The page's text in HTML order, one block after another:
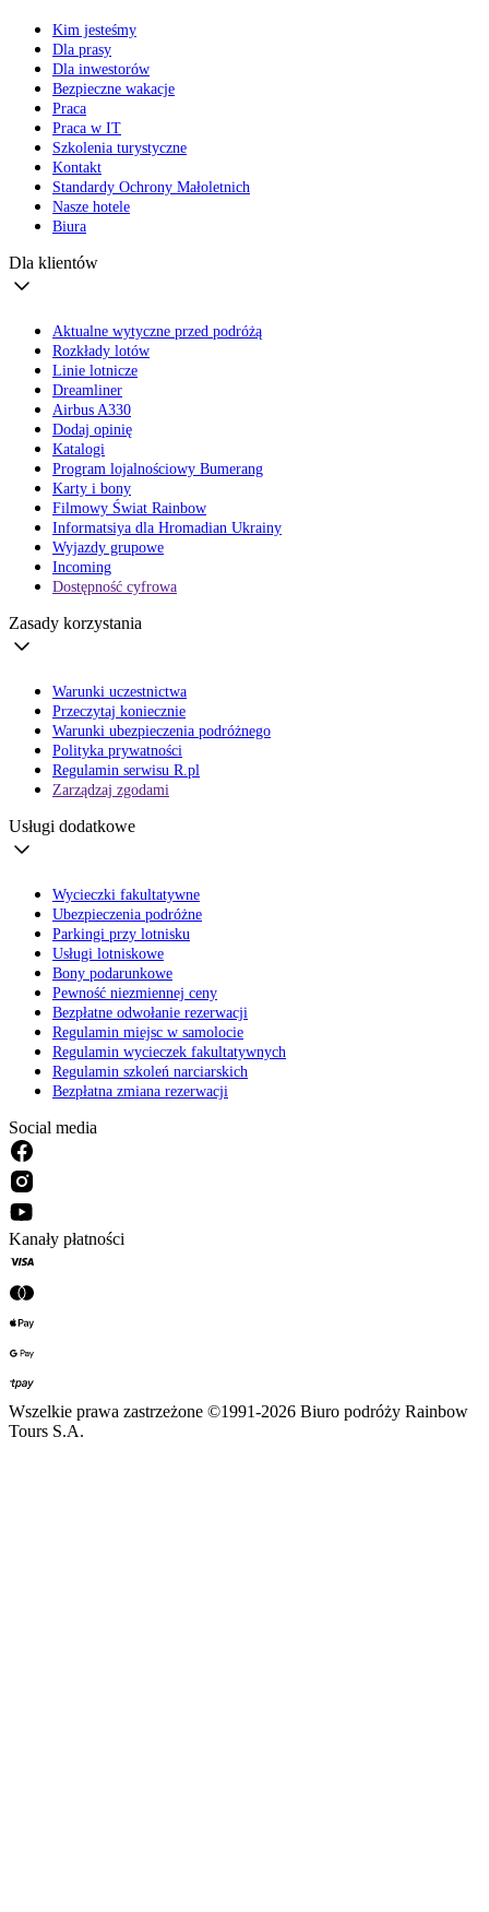
Kim jesteśmy
Dla prasy
Dla inwestorów
Bezpieczne wakacje
Praca
Praca w IT
Szkolenia turystyczne
Kontakt
Standardy Ochrony Małoletnich
Nasze hotele
Biura
Dla klientów
Aktualne wytyczne przed podróżą
Rozkłady lotów
Linie lotnicze
Dreamliner
Airbus A330
Dodaj opinię
Katalogi
Program lojalnościowy Bumerang
Karty i bony
Filmowy Świat Rainbow
Informatsiya dla Hromadian Ukrainy
Wyjazdy grupowe
Incoming
Dostępność cyfrowa
Zasady korzystania
Warunki uczestnictwa
Przeczytaj koniecznie
Warunki ubezpieczenia podróżnego
Polityka prywatności
Regulamin serwisu R.pl
Zarządzaj zgodami
Usługi dodatkowe
Wycieczki fakultatywne
Ubezpieczenia podróżne
Parkingi przy lotnisku
Usługi lotniskowe
Bony podarunkowe
Pewność niezmiennej ceny
Bezpłatne odwołanie rezerwacji
Regulamin miejsc w samolocie
Regulamin wycieczek fakultatywnych
Regulamin szkoleń narciarskich
Bezpłatna zmiana rezerwacji
Social media
Kanały płatności
Wszelkie prawa zastrzeżone ©1991-2026 Biuro podróży Rainbow
Tours S.A.